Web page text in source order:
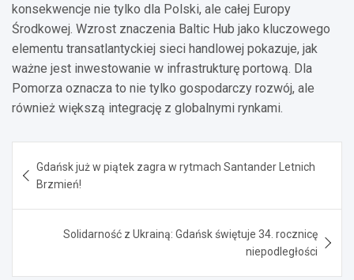
konsekwencje nie tylko dla Polski, ale całej Europy
Środkowej. Wzrost znaczenia Baltic Hub jako kluczowego
elementu transatlantyckiej sieci handlowej pokazuje, jak
ważne jest inwestowanie w infrastrukturę portową. Dla
Pomorza oznacza to nie tylko gospodarczy rozwój, ale
również większą integrację z globalnymi rynkami.
wpisu
Gdańsk już w piątek zagra w rytmach Santander Letnich
Brzmień!
Solidarność z Ukrainą: Gdańsk świętuje 34. rocznicę
niepodległości